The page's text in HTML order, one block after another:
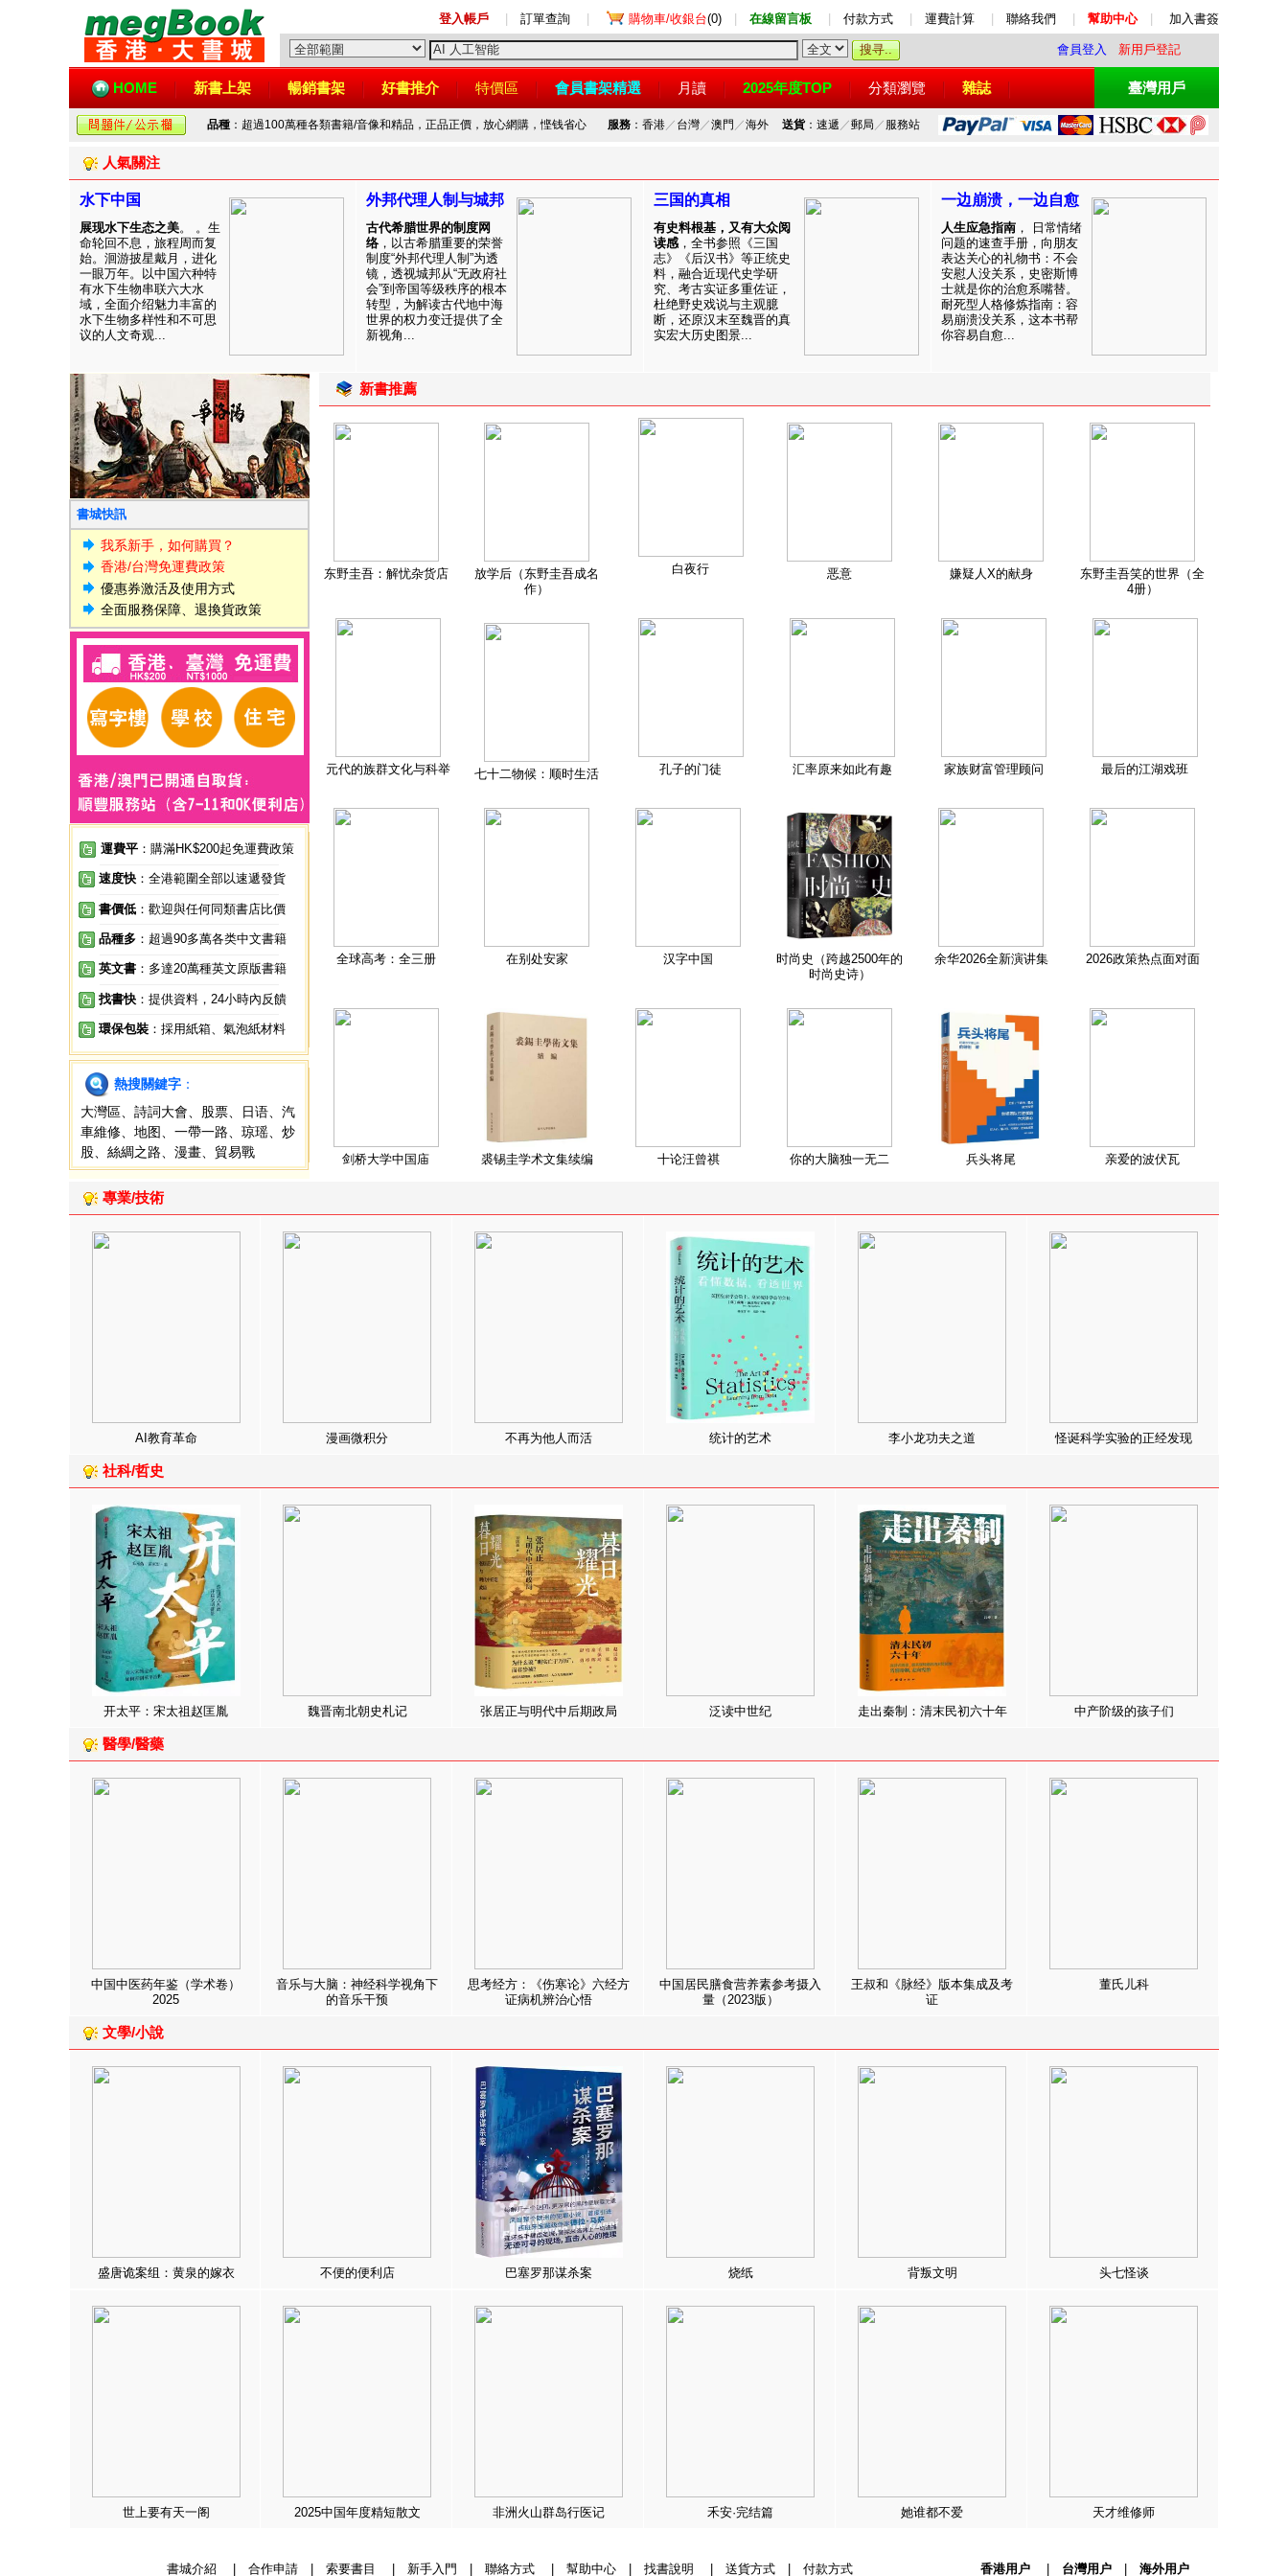
登入帳戶 訂單查詢 購物車/收銀台(0) 在線留言板 付款方式 運費計算 聯絡我們 幫助中心 加入書簽
會員登入 新用戶登記
HOME 新書上架 暢銷書架 好書推介 特價區 會員書架精選 月讀 2025年度TOP 分類瀏覽 雜誌 臺灣用戶
品種 ：超過100萬種各類書籍/音像和精品，正品正價，放心網購，悭钱省心 服務：香港／ 台灣／澳門 ／海外 送貨：速遞 ／郵局 ／ 服務站
人氣關注
水下中国
展现水下生态之美。 。生
命轮回不息，旅程周而复
始。洄游披星戴月，进化
一眼万年。以中国六种特
有水下生物串联六大水
域，全面介绍魅力丰富的
水下生物多样性和不可思
议的人文奇观...
外邦代理人制与城邦
古代希腊世界的制度网
络 ，以古希腊重要的荣誉
制度“外邦代理人制”为透
镜，透视城邦从“无政府社
会”到帝国等级秩序的根本
转型，为解读古代地中海
世界的权力变迁提供了全
新视角...
三国的真相
有史料根基，又有大众阅
读感 ，全书参照《三国
志》《后汉书》等正统史
料，融合近现代史学研
究、考古实证多重佐证，
杜绝野史戏说与主观臆
断，还原汉末至魏晋的真
实宏大历史图景...
一边崩溃，一边自愈
人生应急指南 ， 日常情绪
问题的速查手册，向朋友
表达关心的礼物书：不会
安慰人没关系，史密斯博
士就是你的治愈系嘴替。
耐死型人格修炼指南：容
易崩溃没关系，这本书帮
你容易自愈...
書城快訊
我系新手，如何購買？
香港/台灣免運費政策
優惠券激活及使用方式
全面服務保障、退換貨政策
運費平 ：購滿HK$200起免運費政策
速度快 ：全港範圍全部以速遞發貨
書價低 ：歡迎與任何同類書店比價
品種多 ：超過90多萬各类中文書籍
英文書 ：多達20萬種英文原版書籍
找書快 ：提供資料，24小時內反饋
環保包裝 ：採用紙箱、氣泡紙材料
熱搜關鍵字 ：
大灣區
詩詞大會 股票 日语
汽
車維修
地图 一帶一路 琼瑶
炒
股
絲綢之路 漫畫 貿易戰
新書推薦
东野圭吾：解忧杂货店
放学后（东野圭吾成名
作）
白夜行 恶意 嫌疑人X的献身
东野圭吾笑的世界（全
4册）
元代的族群文化与科举 七十二物候：顺时生活 孔子的门徒 汇率原来如此有趣 家族财富管理顾问 最后的江湖戏班
全球高考：全三册 在别处安家 汉字中国
时尚史（跨越2500年的
时尚史诗）
余华2026全新演讲集 2026政策热点面对面
剑桥大学中国庙 裘锡圭学术文集续编 十论汪曾祺 你的大脑独一无二 兵头将尾 亲爱的波伏瓦
專業/技術
AI教育革命 漫画微积分 不再为他人而活 统计的艺术 李小龙功夫之道 怪诞科学实验的正经发现
社科/哲史
开太平：宋太祖赵匡胤 魏晋南北朝史札记 张居正与明代中后期政局 泛读中世纪 走出秦制：清末民初六十年 中产阶级的孩子们
醫學/醫藥
中国中医药年鉴（学术卷）
2025
音乐与大脑：神经科学视角下
的音乐干预
思考经方：《伤寒论》六经方
证病机辨治心悟
中国居民膳食营养素参考摄入
量（2023版）
王叔和《脉经》版本集成及考
证
董氏儿科
文學/小說
盛唐诡案组：黄泉的嫁衣 不便的便利店 巴塞罗那谋杀案 烧纸 背叛文明 头七怪谈
世上要有天一阁 2025中国年度精短散文 非洲火山群岛行医记 禾安·完结篇 她谁都不爱 天才维修师
書城介紹 合作申請| 索要書目 新手入門 聯絡方式| 幫助中心| 找書說明 送貨方式| 付款方式 香港用户| 台灣用户| 海外用户